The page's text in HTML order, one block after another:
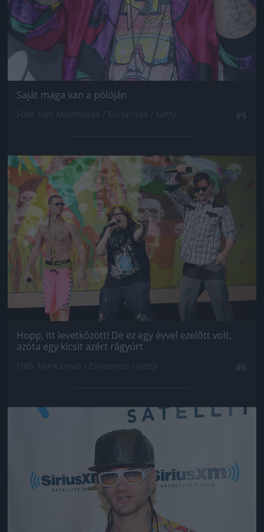
Saját maga van a pólóján
Jön még kép!
Hopp, itt levetkőzött! De ez egy évvel ezelőtt volt,
azóta egy kicsit azért rágyúrt
Jön még kép!